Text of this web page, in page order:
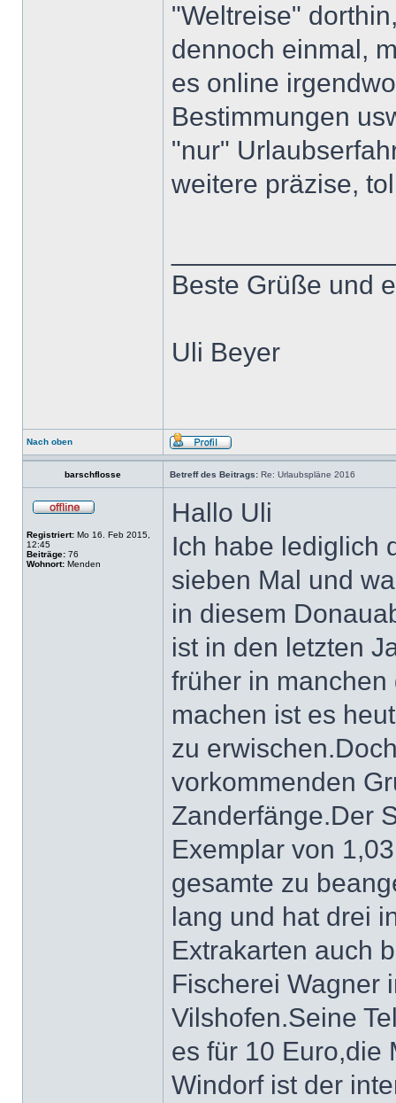
"Weltreise"
dennoch einmal,
es online
Bestimmungen
"nur"
weitere präzise,
Beste Grüße und
Uli Beyer
Nach oben
barschflosse Betreff des Beitrags: Re: Urlaubspläne 2016
Registriert: Mo 16. Feb 2015,
12:45
Beiträge: 76
Wohnort: Menden
Hallo Uli
Ich habe lediglich
sieben Mal und
in diesem
ist in den letzten
früher in
machen ist es
zu
vorkommenden
Zanderfänge.Der
Exemplar von
gesamte zu
lang und hat drei
Extrakarten auch
Fischerei Wagner
Vilshofen.Seine
es für 10 Euro,die
Windorf ist der